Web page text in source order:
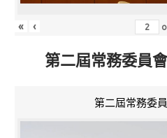
« ‹
第二屆常務委員
第二屆常務委